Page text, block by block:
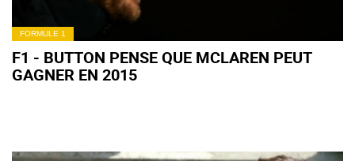
FORMULE 1
F1 - BUTTON PENSE QUE MCLAREN PEUT
GAGNER EN 2015